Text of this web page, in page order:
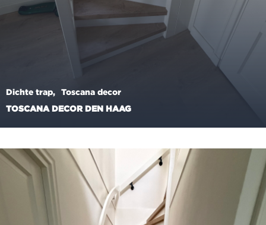
Dichte trap
Toscana decor
TOSCANA DECOR DEN HAAG